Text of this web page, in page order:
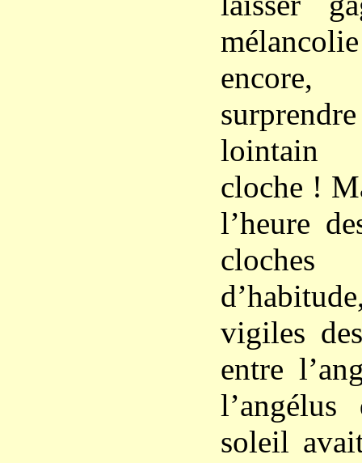
lointain
cloche !
l’heure
vigiles
entre
soleil